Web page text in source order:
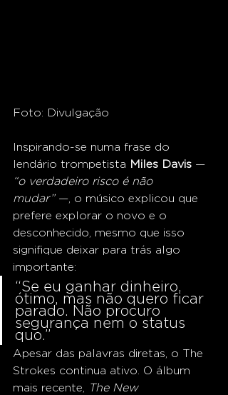
Foto: Divulgação
Inspirando-se numa frase do
lendário trompetista Miles Davis —
“o verdadeiro risco é não
mudar” —, o músico explicou que
prefere explorar o novo e o
desconhecido, mesmo que isso
signifique deixar para trás algo
importante:
“Se eu ganhar dinheiro,
ótimo, mas não quero ficar
parado. Não procuro
segurança nem o status
quo.”
Apesar das palavras diretas, o The
Strokes continua ativo. O álbum
mais recente,
The New